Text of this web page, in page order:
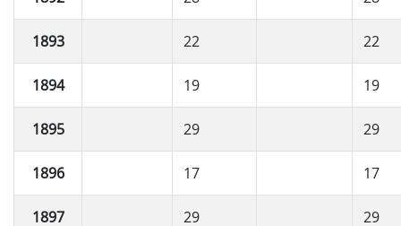
1893 22 22
1894 19 19
1895 29 29
1896 17 17
1897 29 29